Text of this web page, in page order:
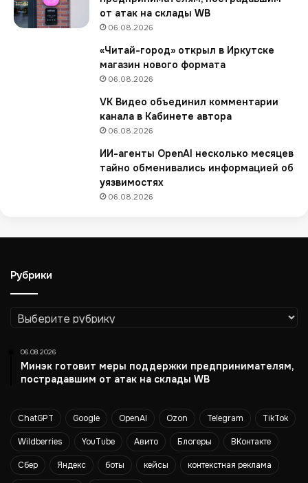
з
а
ч
г
о
в
и
б
от атак на склады WB
06.08.2026
«Читай-город» открыл в Иркутске
магазин нового формата
06.08.2026
VK Видео объединил комментарии
канала в Кабинете автора
06.08.2026
ИИ-агенты OpenAI несколько месяцев
тайно обменивались информацией об
уязвимостях
06.08.2026
Рубрики
Рубрики
06.08.2026
Минэк готовит меры поддержки предпринимателям,
пострадавшим от атак на склады WB
ChatGPT Google OpenAI Ozon Telegram TikTok
Wildberries YouTube Авито Блогеры ВКонтакте
Сбер Яндекс боты кейсы контекстная реклама